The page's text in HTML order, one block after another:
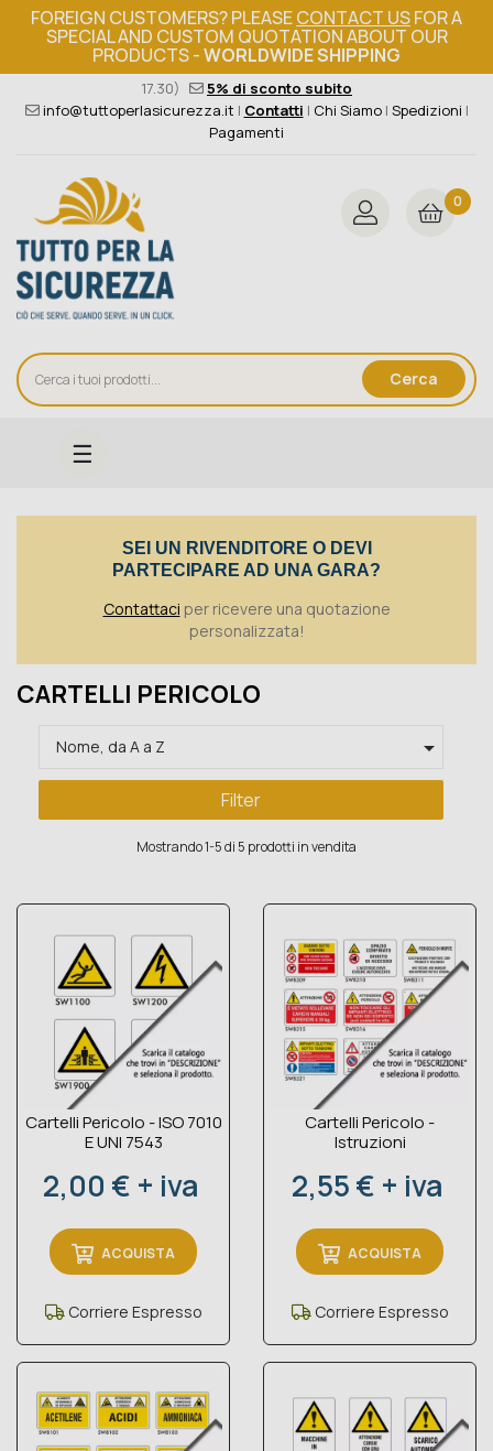
FOREIGN CUSTOMERS? PLEASECONTACT USFOR A
SPECIAL AND CUSTOM QUOTATION ABOUT OUR
PRODUCTS -WORLDWIDE SHIPPING
Ordine minimo 149€+iva 376 004 4000(Lun - Ven / 8.30 -
17.30)
5% di sconto subito
info@tuttoperlasicurezza.it | Contatti | Chi Siamo| Spedizioni |
Pagamenti
Cerca
0
navigazione
☰
SEI UN RIVENDITORE O DEVI
PARTECIPARE AD UNA GARA?
Contattaci per ricevere una quotazione
personalizzata!
CARTELLI PERICOLO
Nome, da A a Z 
Filter
Mostrando 1-5 di 5 prodotti in vendita
Cartelli Pericolo - ISO 7010
E UNI 7543
Prezzo
2,00 € + iva
ACQUISTA
Corriere Espresso
Cartelli Pericolo -
Istruzioni
Prezzo
2,55 € + iva
ACQUISTA
Corriere Espresso